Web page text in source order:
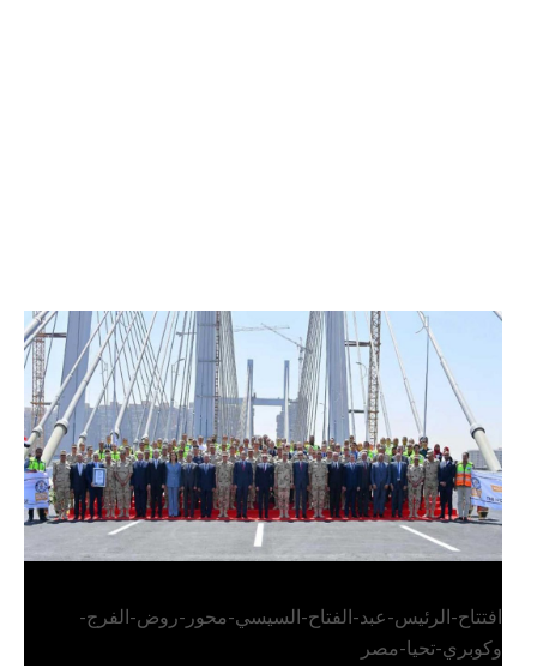
الرئيس عبد الفتاح السيسي يفتتح محور روض الفرج
وكوبري تحيا مصر
افتتاح-الرئيس-عبد-الفتاح-السيسي-محور-روض-الفرج-
وكوبري-تحيا-مصر